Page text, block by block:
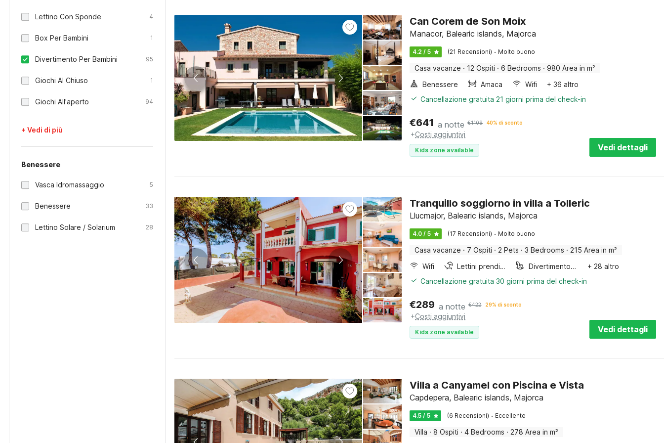
Lettino Con Sponde 4
Box Per Bambini 1
Divertimento Per Bambini 95
Giochi Al Chiuso 1
Giochi All'aperto 94
+ Vedi di più
Benessere
Vasca Idromassaggio 5
Benessere 33
Lettino Solare / Solarium 28
Can Corem de Son Moix
Manacor, Balearic islands, Majorca
4.2 / 5 (21 Recensioni) · Molto buono
Casa vacanze · 12 Ospiti · 6 Bedrooms · 980 Area in m²
Benessere
Amaca Wifi
+ 36 altro
Cancellazione gratuita 21 giorni prima del check-in
€641 a notte €1109 40% di sconto
+Costi aggiuntivi
Kids zone available Vedi dettagli
Tranquillo soggiorno in villa a Tolleric
Llucmajor, Balearic islands, Majorca
4.0 / 5 (17 Recensioni) · Molto buono
Casa vacanze · 7 Ospiti · 2 Pets · 3 Bedrooms · 215 Area in m²
Wifi
Lettini prendisole Divertimento per bambini
+ 28 altro
Cancellazione gratuita 30 giorni prima del check-in
€289 a notte €422 29% di sconto
+Costi aggiuntivi
Kids zone available Vedi dettagli
Villa a Canyamel con Piscina e Vista
Capdepera, Balearic islands, Majorca
4.5 / 5 (6 Recensioni) · Eccellente
Villa · 8 Ospiti · 4 Bedrooms · 278 Area in m²